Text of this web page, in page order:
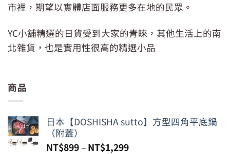
市裡，期望以實體店面服務更多在地的民眾。
YC小舖精選的日貨受到大家的青睞，其他生活上的南
北雜貨，也是實用性很高的精選小品
商品
日本【DOSHISHA sutto】方型四角平底鍋
（附蓋）
NT$899– NT$1,299